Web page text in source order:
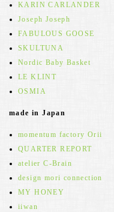
KARIN CARLANDER
Joseph Joseph
FABULOUS GOOSE
SKULTUNA
Nordic Baby Basket
LE KLINT
OSMIA
made in Japan
momentum factory Orii
QUARTER REPORT
atelier C-Brain
design mori connection
MY HONEY
iiwan